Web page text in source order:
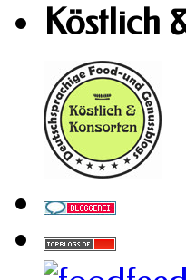
Köstlich